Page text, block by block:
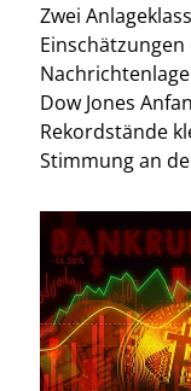
Zwei
Dow Jones
Rekordstände
Stimmung an